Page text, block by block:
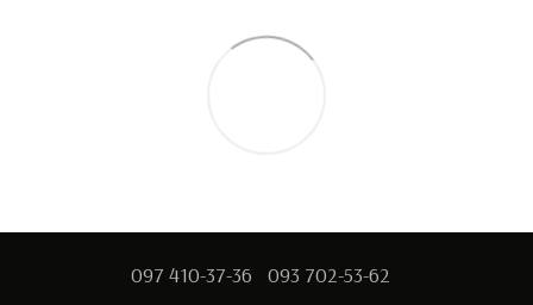
097 410-37-36 093 702-53-62